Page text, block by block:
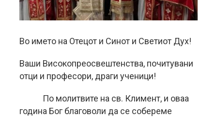
Во името на Отецот и Синот и Светиот Дух!
Ваши Високопреосвештенства, почитувани
отци и професори, драги ученици!
По молитвите на св. Климент, и оваа
година Бог благоволи да се собереме